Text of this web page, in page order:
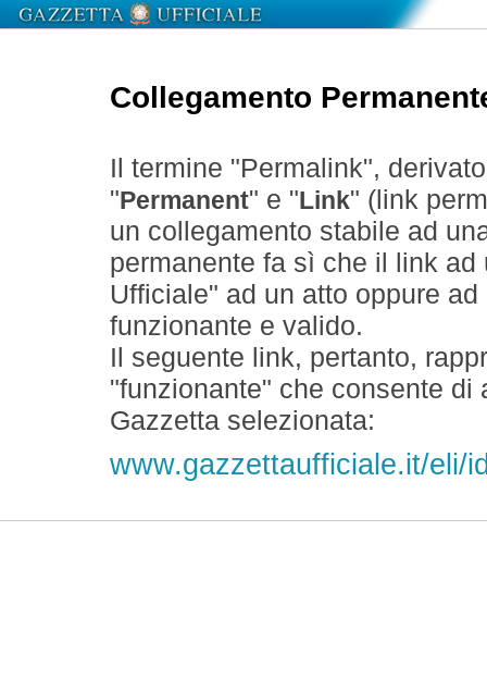
Collegamento
Il termine "Permalink",
" Permanent" e " Link" (link
un collegamento stabile ad
permanente fa sì che il link
Ufficiale" ad un atto oppure
funzionante e valido.
Il seguente link, pertanto,
"funzionante" che consente
Gazzetta selezionata:
www.gazzettaufficiale.it/eli/